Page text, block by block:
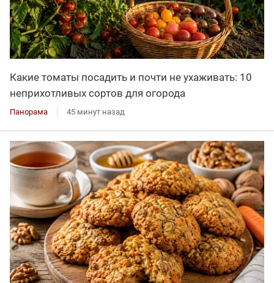
Какие томаты посадить и почти не ухаживать: 10
неприхотливых сортов для огорода
Панорама 45 минут назад